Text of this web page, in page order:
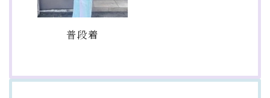
普段着